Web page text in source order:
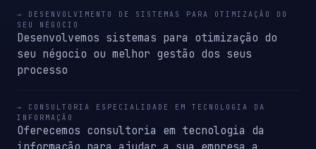
→ DESENVOLVIMENTO DE SISTEMAS PARA OTIMIZAÇÃO DO
SEU NÉGOCIO
Desenvolvemos sistemas para otimização do
seu négocio ou melhor gestão dos seus
processo
→ CONSULTORIA ESPECIALIDADE EM TECNOLOGIA DA
INFORMAÇÃO
Oferecemos consultoria em tecnologia da